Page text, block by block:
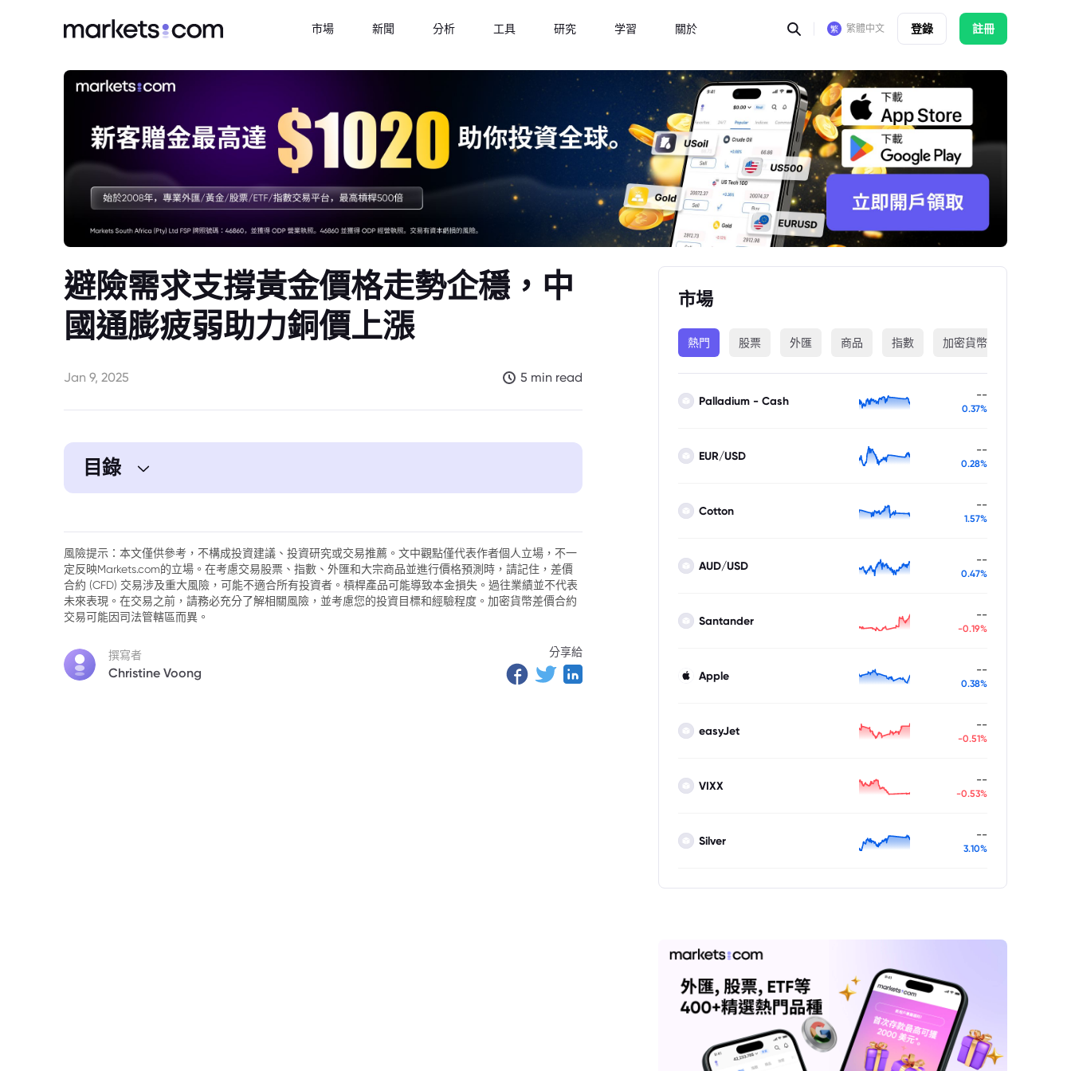
市場 新聞 分析 工具 研究 学習 關於 繁體中文 登錄 註冊
避險需求支撐黃金價格走勢企穩，中
國通膨疲弱助力銅價上漲
Jan 9, 2025 5 min read
目錄
3. 中國通膨疲軟刺激政策預期，銅價小幅上揚
4. 總結
風險提示：本文僅供參考，不構成投資建議、投資研究或交易推薦。文中觀點僅代表作者個人立場，不一
定反映Markets.com的立場。在考慮交易股票、指數、外匯和大宗商品並進行價格預測時，請記住，差價
合約 (CFD) 交易涉及重大風險，可能不適合所有投資者。槓桿產品可能導致本金損失。過往業績並不代表
未來表現。在交易之前，請務必充分了解相關風險，並考慮您的投資目標和經驗程度。加密貨幣差價合約
交易可能因司法管轄區而異。
撰寫者
Christine Voong
分享給
市場
熱門 股票 外匯 商品 指數 加密貨幣
Palladium - Cash --
0.37%
EUR/USD --
0.28%
Cotton --
1.57%
AUD/USD --
0.47%
Santander --
-0.19%
Apple --
0.38%
easyJet --
-0.51%
VIXX --
-0.53%
Silver --
3.10%